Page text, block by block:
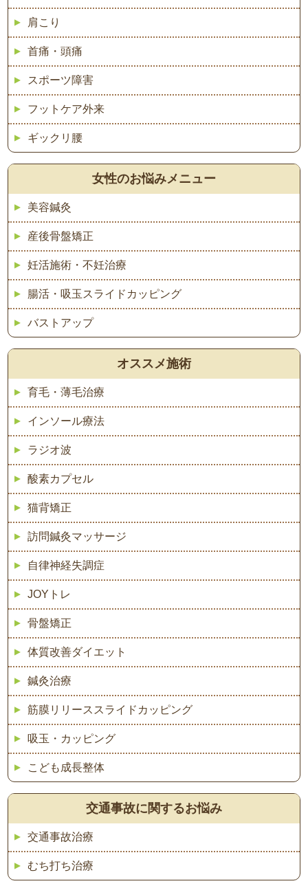
肩こり
首痛・頭痛
スポーツ障害
フットケア外来
ギックリ腰
女性のお悩みメニュー
美容鍼灸
産後骨盤矯正
妊活施術・不妊治療
腸活・吸玉スライドカッピング
バストアップ
オススメ施術
育毛・薄毛治療
インソール療法
ラジオ波
酸素カプセル
猫背矯正
訪問鍼灸マッサージ
自律神経失調症
JOYトレ
骨盤矯正
体質改善ダイエット
鍼灸治療
筋膜リリーススライドカッピング
吸玉・カッピング
こども成長整体
交通事故に関するお悩み
交通事故治療
むち打ち治療